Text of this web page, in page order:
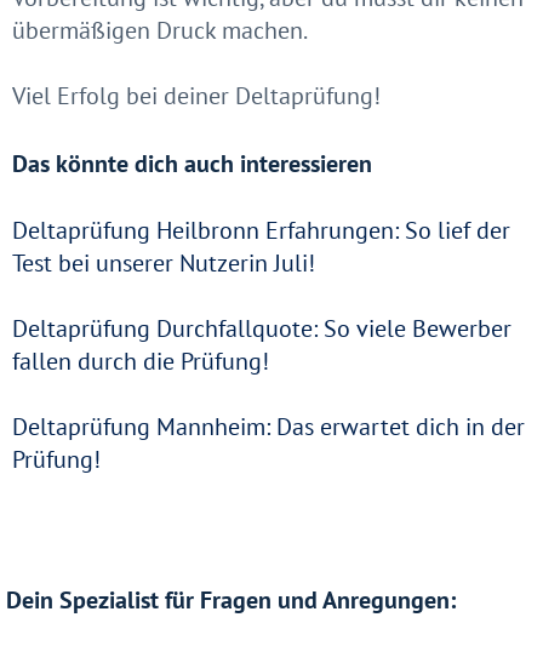
übermäßigen Druck machen.
Viel Erfolg bei deiner Deltaprüfung!
Das könnte dich auch interessieren
Deltaprüfung Heilbronn Erfahrungen: So lief der
Test bei unserer Nutzerin Juli!
Deltaprüfung Durchfallquote: So viele Bewerber
fallen durch die Prüfung!
Deltaprüfung Mannheim: Das erwartet dich in der
Prüfung!
Dein Spezialist für Fragen und Anregungen: